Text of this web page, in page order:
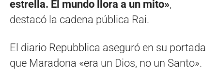
estrella. El mundo llora a un mito»,
destacó la cadena pública Rai.
El diario Repubblica aseguró en su portada
que Maradona «era un Dios, no un Santo».